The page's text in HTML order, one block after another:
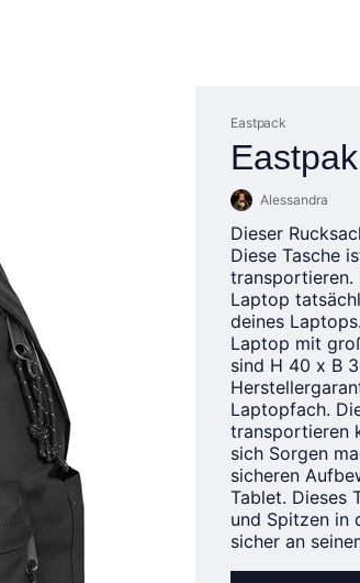
Eastpack
Alessandra
Dieser
Diese Tasche
transportieren.
Laptop
deines
Laptop mit
sind H 40 x B
Laptopfach.
transportieren
sich Sorgen
sicheren
Tablet. Dieses
und Spitzen in
sicher an